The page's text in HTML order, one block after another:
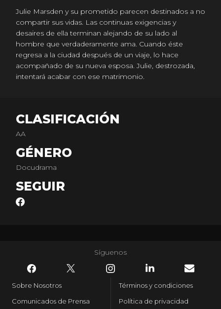
Julie Marsden y su prometido parecen destinados a no
compartir sus vidas. Las continuas exigencias y
desaires de ella terminan alejando de su lado al
hombre que verdaderamente ama. Cuando éste
regresa a la ciudad después de un viaje, lo hace
acompañado de su nueva esposa. Julie, destrozada,
intentará acabar con ese matrimonio.
CLASIFICACIÓN
AA
GÉNERO
Docudrama
SEGUIR
Síguenos
Sobre Nosotros
Comunicados de Prensa
Términos y condiciones
Política de privacidad